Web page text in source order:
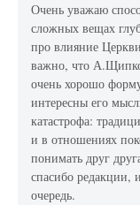
Очень уважаю
сложных вещах
про влияние
важно, что
очень хорошо
интересны его
катастрофа:
и в отношениях
понимать друг
спасибо
очередь.